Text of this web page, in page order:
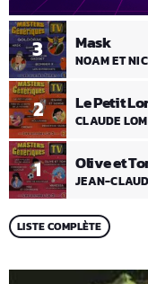
1 Olive et
JEAN-
2 Le Petit
CLAUDE
3 Mask
NOAM ET
LISTE COMPLÈTE